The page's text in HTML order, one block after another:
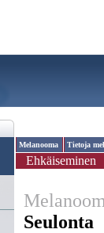
Melanooma Tietoja
Ehkäiseminen
Seulonta